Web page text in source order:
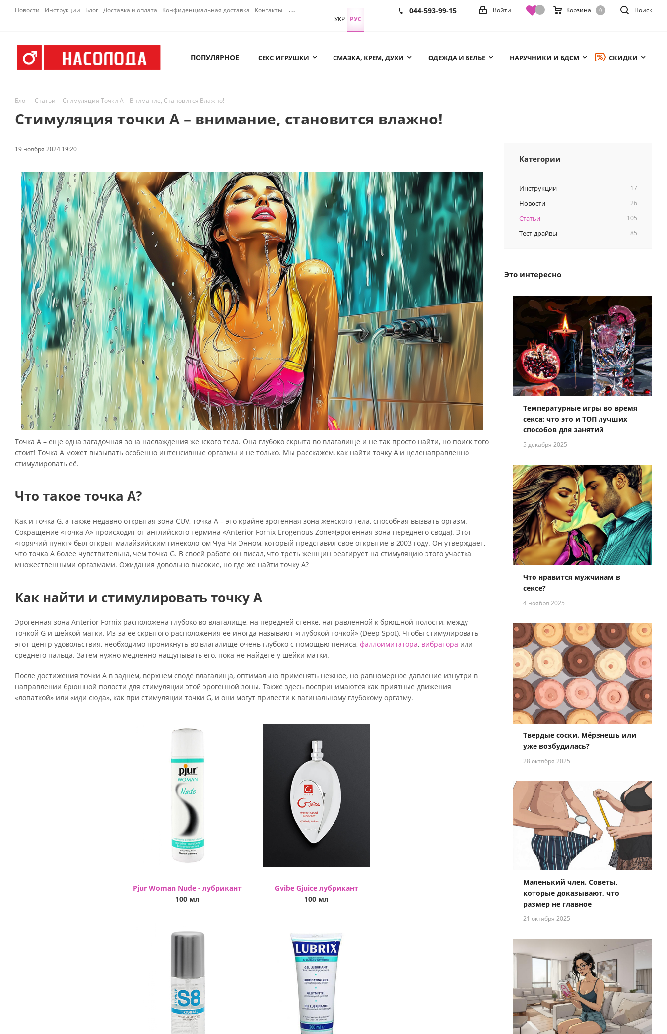
Новости Инструкции Блог Доставка и оплата Конфиденциальная доставка Контакты ... Поиск
Корзина 0
Войти
044-593-99-15
УКР РУС
ПОПУЛЯРНОЕ СЕКС ИГРУШКИ СМАЗКА, КРЕМ, ДУХИ ОДЕЖДА И БЕЛЬЕ НАРУЧНИКИ И БДСМ СКИДКИ
Блог - Статьи - Стимуляция Точки А – Внимание, Становится Влажно!
Стимуляция точки А – внимание, становится влажно!
19 ноября 2024 19:20
Точка А – еще одна загадочная зона наслаждения женского тела. Она глубоко скрыта во влагалище и не так просто найти, но поиск того
стоит! Точка А может вызывать особенно интенсивные оргазмы и не только. Мы расскажем, как найти точку А и целенаправленно
стимулировать её.
Что такое точка А?
Как и точка G, а также недавно открытая зона CUV, точка А – это крайне эрогенная зона женского тела, способная вызвать оргазм.
Сокращение «точка А» происходит от английского термина «Anterior Fornix Erogenous Zone»(эрогенная зона переднего свода). Этот
«горячий пункт» был открыт малайзийским гинекологом Чуа Чи Энном, который представил свое открытие в 2003 году. Он утверждает,
что точка А более чувствительна, чем точка G. В своей работе он писал, что треть женщин реагирует на стимуляцию этого участка
множественными оргазмами. Ожидания довольно высокие, но где же найти точку А?
Как найти и стимулировать точку А
Эрогенная зона Anterior Fornix расположена глубоко во влагалище, на передней стенке, направленной к брюшной полости, между
точкой G и шейкой матки. Из-за её скрытого расположения её иногда называют «глубокой точкой» (Deep Spot). Чтобы стимулировать
этот центр удовольствия, необходимо проникнуть во влагалище очень глубоко с помощью пениса, фаллоимитатора, вибратора или
среднего пальца. Затем нужно медленно нащупывать его, пока не найдете у шейки матки.
После достижения точки А в заднем, верхнем своде влагалища, оптимально применять нежное, но равномерное давление изнутри в
направлении брюшной полости для стимуляции этой эрогенной зоны. Также здесь воспринимаются как приятные движения
«лопаткой» или «иди сюда», как при стимуляции точки G, и они могут привести к вагинальному глубокому оргазму.
Pjur Woman Nude - лубрикант
100 мл
Gvibe Gjuice лубрикант
100 мл
Категории
Инструкции 17
Новости 26
Статьи 105
Тест-драйвы 85
Это интересно
Температурные игры во время
секса: что это и ТОП лучших
способов для занятий
5 декабря 2025
Что нравится мужчинам в
сексе?
4 ноября 2025
Твердые соски. Мёрзнешь или
уже возбудилась?
28 октября 2025
Маленький член. Советы,
которые доказывают, что
размер не главное
21 октября 2025